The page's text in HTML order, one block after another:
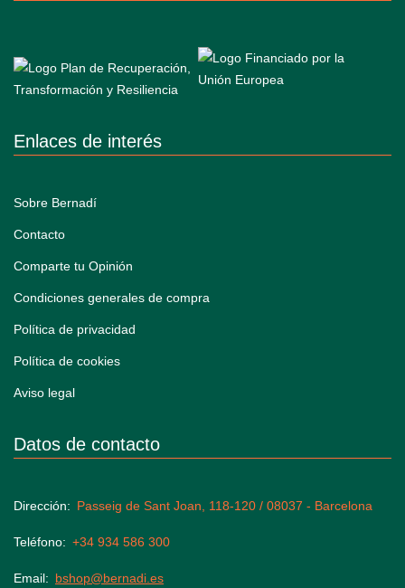
Enlaces de interés
Sobre Bernadí
Contacto
Comparte tu Opinión
Condiciones generales de compra
Política de privacidad
Política de cookies
Aviso legal
Datos de contacto
Dirección Passeig de Sant Joan, 118-120 / 08037 - Barcelona
Teléfono +34 934 586 300
Email bshop@bernadi.es